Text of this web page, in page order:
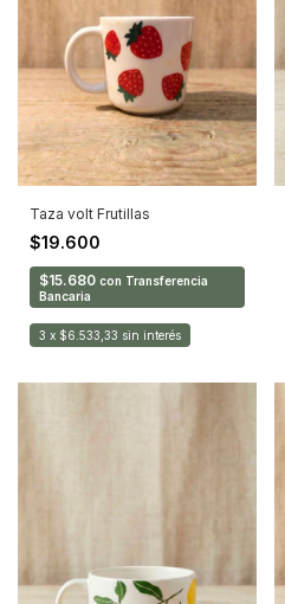
Taza volt Frutillas
$19.600
$15.680 con Transferencia
Bancaria
3 x $6.533,33 sin interés